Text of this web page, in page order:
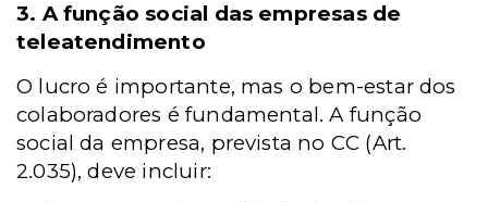
3. A função social das empresas de
teleatendimento
O lucro é importante, mas o bem-estar dos
colaboradores é fundamental. A função
social da empresa, prevista no CC (Art.
2.035), deve incluir: